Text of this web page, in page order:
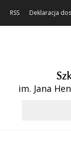
RSS Deklaracja
im. Jana